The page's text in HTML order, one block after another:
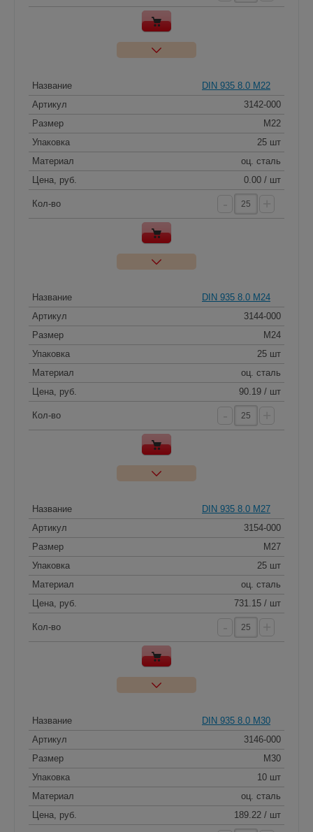
Название
DIN 935 8.0 M22
Артикул
3142-000
Размер
M22
Упаковка
25 шт
Материал
оц. сталь
Цена, руб.
0.00 / шт
Кол-во
Название
DIN 935 8.0 M24
Артикул
3144-000
Размер
M24
Упаковка
25 шт
Материал
оц. сталь
Цена, руб.
90.19 / шт
Кол-во
Название
DIN 935 8.0 M27
Артикул
3154-000
Размер
M27
Упаковка
25 шт
Материал
оц. сталь
Цена, руб.
731.15 / шт
Кол-во
Название
DIN 935 8.0 M30
Артикул
3146-000
Размер
M30
Упаковка
10 шт
Материал
оц. сталь
Цена, руб.
189.22 / шт